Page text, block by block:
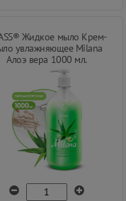
Жидкое мыло Крем-
увлажняющее Milana
Алоэ вера 1000 мл.